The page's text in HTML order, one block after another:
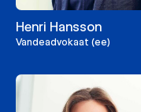
Henri Hansson
Vandeadvokaat (ee)